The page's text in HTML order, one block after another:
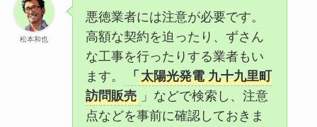
松本和也
悪徳業者には注意が必要です。
高額な契約を迫ったり、ずさん
な工事を行ったりする業者もい
ます。
「 太陽光発電 九十九里町
訪問販売
」などで検索し、注意
点などを事前に確認しておきま